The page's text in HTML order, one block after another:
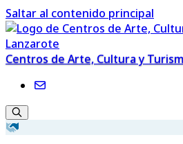
Saltar al contenido principal
Centros de Arte, Cultura y